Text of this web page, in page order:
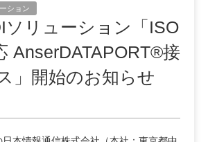
ション
ソリューション「ISO
AnserDATAPORT®接
」開始のお知らせ